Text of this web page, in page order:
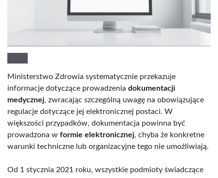
Ministerstwo Zdrowia systematycznie przekazuje
informacje dotyczące prowadzenia dokumentacji
medycznej, zwracając szczególną uwagę na obowiązujące
regulacje dotyczące jej elektronicznej postaci. W
większości przypadków, dokumentacja powinna być
prowadzona w formie elektronicznej, chyba że konkretne
warunki techniczne lub organizacyjne tego nie umożliwiają.
Od 1 stycznia 2021 roku, wszystkie podmioty świadczące